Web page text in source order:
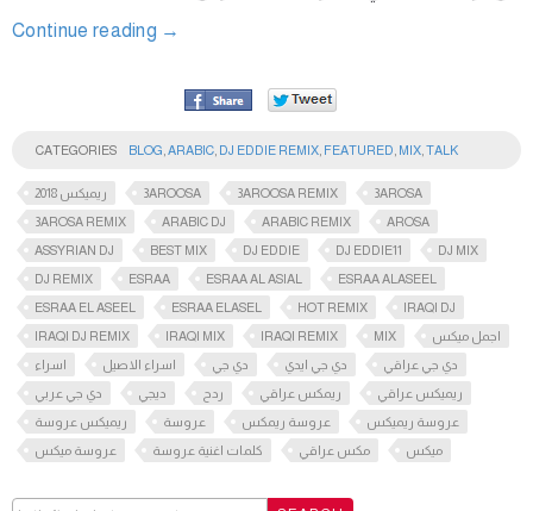
Continue reading →
CATEGORIES BLOG ARABIC DJ EDDIE REMIX FEATURED MIX TALK
2018 ريميكس 3AROOSA 3AROOSA REMIX
3AROSA
3AROSA REMIX
ARABIC DJ ARABIC REMIX
AROSA
ASSYRIAN DJ
BEST MIX DJ EDDIE DJ EDDIE11
DJ MIX
DJ REMIX
ESRAA ESRAA AL ASIAL
ESRAA ALASEEL
ESRAA EL ASEEL
ESRAA ELASEL HOT REMIX
IRAQI DJ
IRAQI DJ REMIX
IRAQI MIX IRAQI REMIX MIX
اجمل ميكس
اسراء
اسراء الاصيل دي جي دي جي ايدي
دي جي عراقي
دي جي عربي
ديجي ردح ريمكس عراقي
ريميكس عراقي
ريميكس عروسة
عروسة عروسة ريمكس
عروسة ريميكس
عروسة ميكس
كلمات اغنية عروسة مكس عراقي ميكس